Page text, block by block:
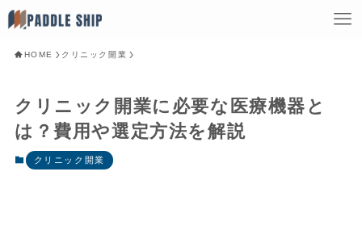
HOME クリニック開業
クリニック開業に必要な医療機器と
は？費用や選定方法を解説
クリニック開業